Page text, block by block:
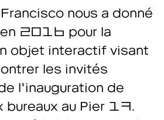
nous a donné
2016 pour la
objet interactif visant
les invités
l'inauguration de
bureaux au Pier 17.